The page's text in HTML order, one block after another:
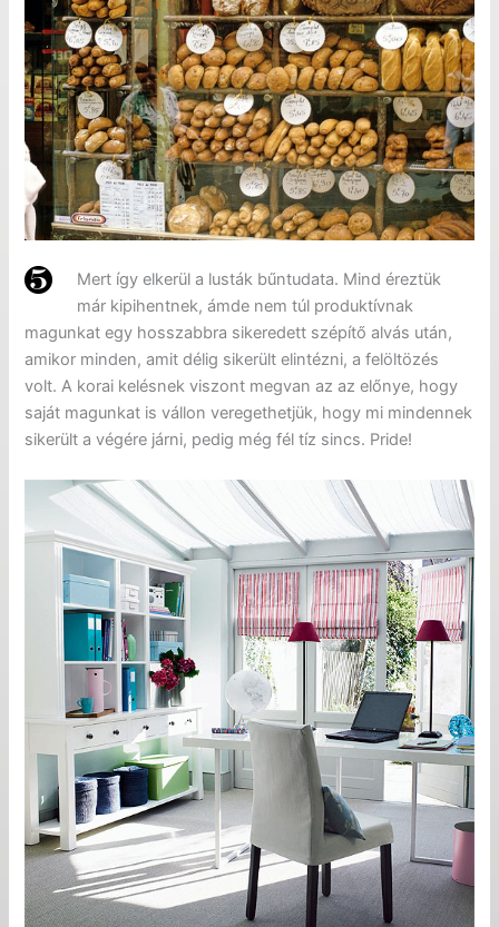
Mert így elkerül a lusták bűntudata. Mind éreztük
már kipihentnek, ámde nem túl produktívnak
magunkat egy hosszabbra sikeredett szépítő alvás után,
amikor minden, amit délig sikerült elintézni, a felöltözés
volt. A korai kelésnek viszont megvan az az előnye, hogy
saját magunkat is vállon veregethetjük, hogy mi mindennek
sikerült a végére járni, pedig még fél tíz sincs. Pride!